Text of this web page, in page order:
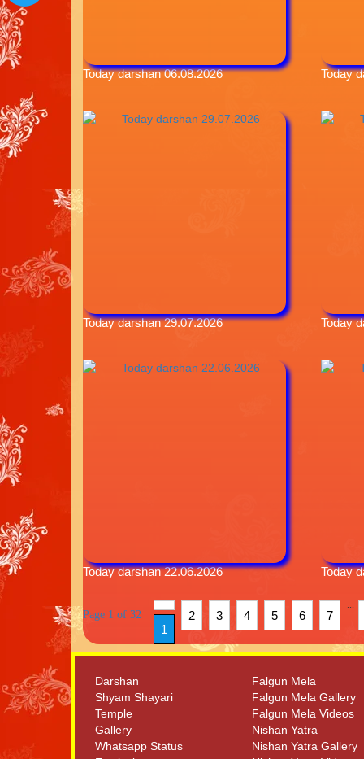
Today darshan 06.08.2026 Today
Today darshan 29.07.2026 Today
Today darshan 22.06.2026 Today
Page 1 of 32
1
2 3 4 5 6 7
Darshan
Shyam Shayari
Temple
Gallery
Whatsapp Status
Falgun Mela
Falgun Mela Gallery
Falgun Mela Videos
Nishan Yatra
Nishan Yatra Gallery